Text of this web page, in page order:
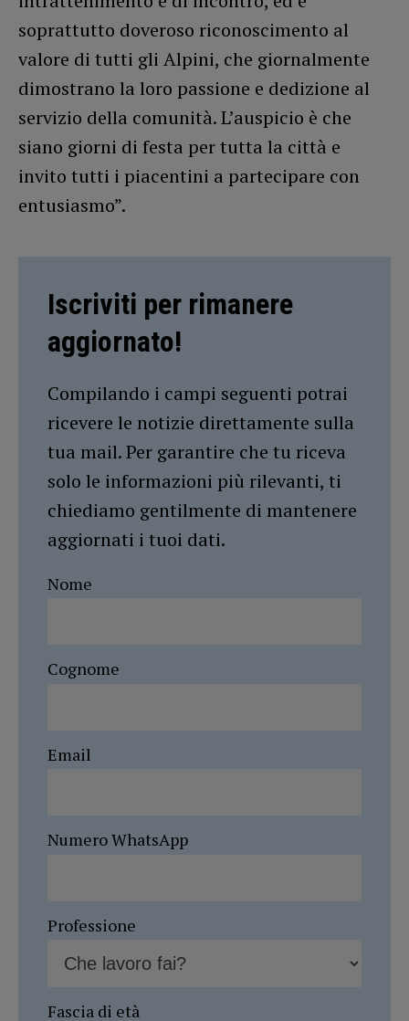
soprattutto doveroso riconoscimento al
valore di tutti gli Alpini, che giornalmente
dimostrano la loro passione e dedizione al
servizio della comunità. L’auspicio è che
siano giorni di festa per tutta la città e
invito tutti i piacentini a partecipare con
entusiasmo”.
Iscriviti per rimanere
aggiornato!
Compilando i campi seguenti potrai
ricevere le notizie direttamente sulla
tua mail. Per garantire che tu riceva
solo le informazioni più rilevanti, ti
chiediamo gentilmente di mantenere
aggiornati i tuoi dati.
Nome
Cognome
Email
Numero WhatsApp
Professione
Fascia di età